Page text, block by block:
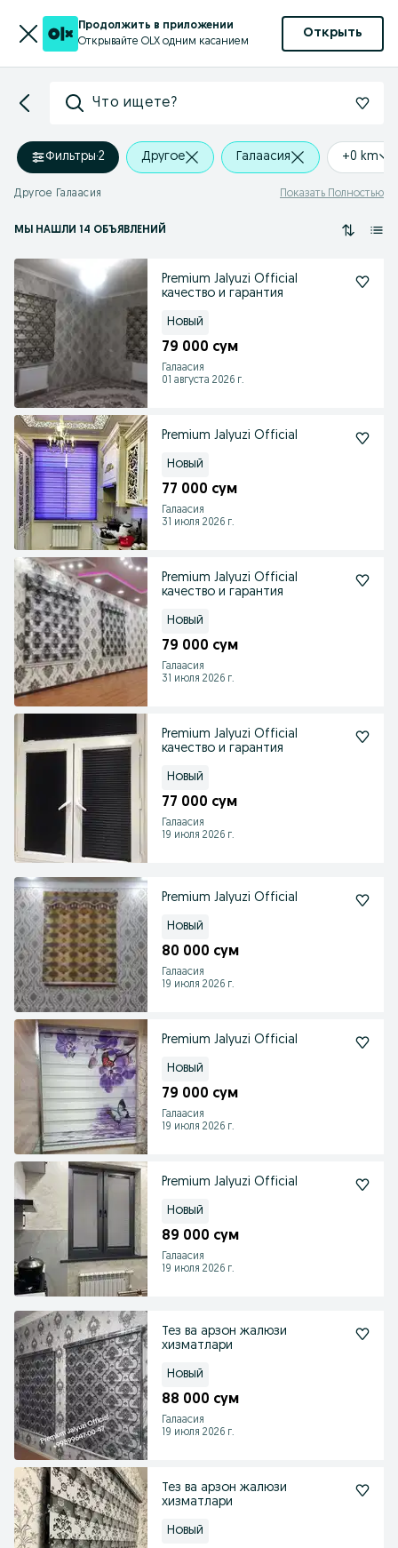
Продолжить в приложении
Открывайте OLX одним касанием
Открыть
Что ищете?
Фильтры·2 Другое Галаасия +0 km
Другое Галаасия Показать Полностью
МЫ НАШЛИ 14 ОБЪЯВЛЕНИЙ
Premium Jalyuzi Official
качество и гарантия
Новый
79 000 сум
Галаасия
01 августа 2026 г.
Premium Jalyuzi Official
Новый
77 000 сум
Галаасия
31 июля 2026 г.
Premium Jalyuzi Official
качество и гарантия
Новый
79 000 сум
Галаасия
31 июля 2026 г.
Premium Jalyuzi Official
качество и гарантия
Новый
77 000 сум
Галаасия
19 июля 2026 г.
Premium Jalyuzi Official
Новый
80 000 сум
Галаасия
19 июля 2026 г.
Premium Jalyuzi Official
Новый
79 000 сум
Галаасия
19 июля 2026 г.
Premium Jalyuzi Official
Новый
89 000 сум
Галаасия
19 июля 2026 г.
Тез ва арзон жалюзи
хизматлари
Новый
88 000 сум
Галаасия
19 июля 2026 г.
Тез ва арзон жалюзи
хизматлари
Новый